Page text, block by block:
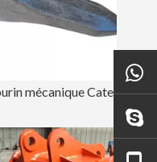
Dents de burin mécanique Caterpillar J250, dent de godet forgée 1U3252RC